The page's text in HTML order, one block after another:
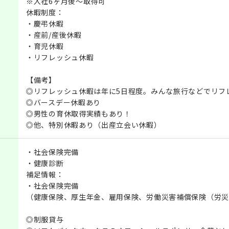
休暇制度：
・慶弔休暇
・産前/産後休暇
・育児休暇
・リフレッシュ休暇
【備考】
◎リフレッシュ休暇は年に5日程度。みんな旅行などでリフ
◎バースデー休暇あり
◎男性の育休取得実績もあり！
◎他、特別休暇あり（出産立会い休暇）
・社会保険完備
・健康診断
補足情報：
・社会保険完備
（健康保険、厚生年金、雇用保険、労働災害補償保険（労災
◎制服貸与